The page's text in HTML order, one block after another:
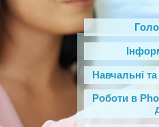
Навчальні
Роботи в